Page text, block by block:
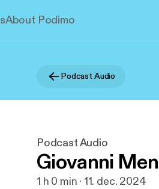
About Podimo
Podcast Audio
Podcast Audio
Giovanni
1 h 0 min · 11. dec. 2024